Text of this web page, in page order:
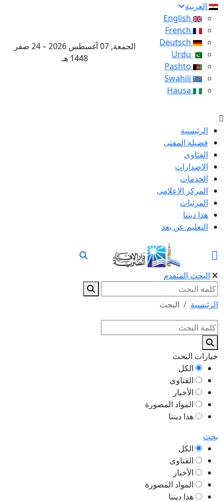
العربية
الجمعة, 07 أغسطس 2026 – 24 صفر
1448 هـ
الرئيسية
فضيلة المفتى
الفتاوى
الإصدارات
الخدمات
المركز الإعلامى
المرئيات
هذا ديننا
التعليم عن بعد
البحث المتقدم
الرئيسية البحث
خيارات البحث
الكل
الفتاوى
الأخبار
المواد المصورة
هذا ديننا
بحث
الكل
الفتاوى
الأخبار
المواد المصورة
هذا ديننا